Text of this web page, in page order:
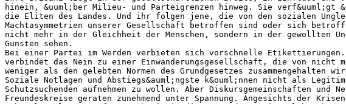
hinein, &uuml;ber Milieu- und Parteigrenzen hinweg. Sie
die Eliten des Landes. Und ihr folgen jene, die von den sozialen
Machtasymmetrien unserer Gesellschaft betroffen sind oder sich
nicht mehr in der Gleichheit der Menschen, sondern in der gewollten
Gunsten sehen.
Bei einer Partei im Werden verbieten sich vorschnelle
verbindet das Nein zu einer Einwanderungsgesellschaft, die von nicht
weniger als den gelebten Normen des Grundgesetzes zusammengehalten
Soziale Notlagen und Abstiegs&auml;ngste k&ouml;nnen nicht als
Schutzsuchenden aufnehmen zu wollen. Aber Diskursgemeinschaften und
Freundeskreise geraten zunehmend unter Spannung. Angesichts der